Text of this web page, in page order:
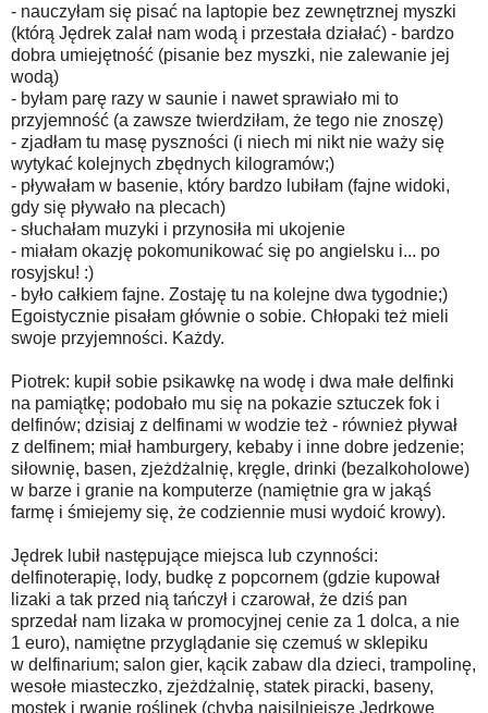
- nauczyłam się pisać na laptopie bez zewnętrznej myszki
(którą Jędrek zalał nam wodą i przestała działać) - bardzo
dobra umiejętność (pisanie bez myszki, nie zalewanie jej
wodą)
- byłam parę razy w saunie i nawet sprawiało mi to
przyjemność (a zawsze twierdziłam, że tego nie znoszę)
- zjadłam tu masę pyszności (i niech mi nikt nie waży się
wytykać kolejnych zbędnych kilogramów;)
- pływałam w basenie, który bardzo lubiłam (fajne widoki,
gdy się pływało na plecach)
- słuchałam muzyki i przynosiła mi ukojenie
- miałam okazję pokomunikować się po angielsku i... po
rosyjsku! :)
- było całkiem fajne. Zostaję tu na kolejne dwa tygodnie;)
Egoistycznie pisałam głównie o sobie. Chłopaki też mieli
swoje przyjemności. Każdy.
Piotrek: kupił sobie psikawkę na wodę i dwa małe delfinki
na pamiątkę; podobało mu się na pokazie sztuczek fok i
delfinów; dzisiaj z delfinami w wodzie też - również pływał
z delfinem; miał hamburgery, kebaby i inne dobre jedzenie;
siłownię, basen, zjeżdżalnię, kręgle, drinki (bezalkoholowe)
w barze i granie na komputerze (namiętnie gra w jakąś
farmę i śmiejemy się, że codziennie musi wydoić krowy).
Jędrek lubił następujące miejsca lub czynności:
delfinoterapię, lody, budkę z popcornem (gdzie kupował
lizaki a tak przed nią tańczył i czarował, że dziś pan
sprzedał nam lizaka w promocyjnej cenie za 1 dolca, a nie
1 euro), namiętne przyglądanie się czemuś w sklepiku
w delfinarium; salon gier, kącik zabaw dla dzieci, trampolinę,
wesołe miasteczko, zjeżdżalnię, statek piracki, baseny,
mostek i rwanie roślinek (chyba najsilniejsze Jędrkowe